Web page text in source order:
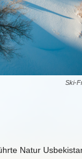
Ski-
Natur